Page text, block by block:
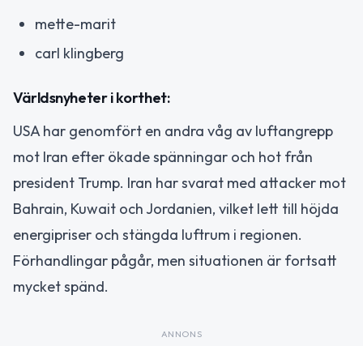
mette-marit
carl klingberg
Världsnyheter i korthet:
USA har genomfört en andra våg av luftangrepp
mot Iran efter ökade spänningar och hot från
president Trump. Iran har svarat med attacker mot
Bahrain, Kuwait och Jordanien, vilket lett till höjda
energipriser och stängda luftrum i regionen.
Förhandlingar pågår, men situationen är fortsatt
mycket spänd.
ANNONS